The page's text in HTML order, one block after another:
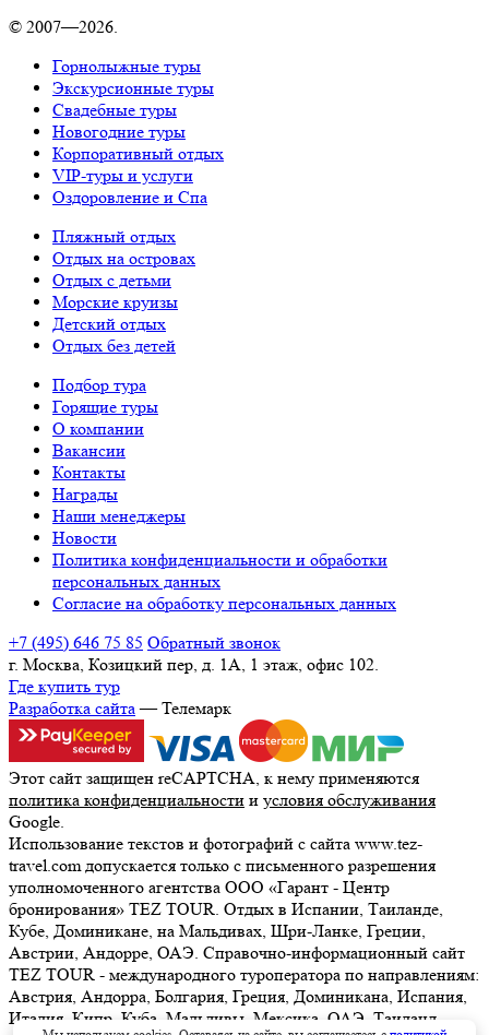
© 2007—2026.
Горнолыжные туры
Экскурсионные туры
Свадебные туры
Новогодние туры
Корпоративный отдых
VIP-туры и услуги
Оздоровление и Спа
Пляжный отдых
Отдых на островах
Отдых с детьми
Морские круизы
Детский отдых
Отдых без детей
Подбор тура
Горящие туры
О компании
Вакансии
Контакты
Награды
Наши менеджеры
Новости
Политика конфиденциальности и обработки
персональных данных
Согласие на обработку персональных данных
+7 (495) 646 75 85 Обратный звонок
г. Москва, Козицкий пер, д. 1А, 1 этаж, офис 102.
Где купить тур
Разработка сайта— Телемарк
Этот сайт защищен reCAPTCHA, к нему применяются
политика конфиденциальности и условия обслуживания
Google.
Использование текстов и фотографий с сайта www.tez-
travel.com допускается только с письменного разрешения
уполномоченного агентства ООО «Гарант - Центр
бронирования» TEZ TOUR. Отдых в Испании, Таиланде,
Кубе, Доминикане, на Мальдивах, Шри-Ланке, Греции,
Австрии, Андорре, ОАЭ. Справочно-информационный сайт
TEZ TOUR - международного туроператора по направлениям:
Австрия, Андорра, Болгария, Греция, Доминикана, Испания,
Италия, Кипр, Куба, Мальдивы, Мексика, ОАЭ, Таиланд,